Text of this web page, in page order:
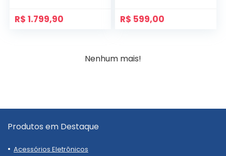
R$ 1.799,90 R$ 599,00
Nenhum mais!
Produtos em Destaque
Acessórios Eletrônicos